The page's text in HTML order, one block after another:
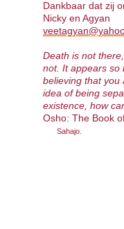
Dankbaar dat zij
Nicky en Agyan
Death is not
not. It appears so
believing that you
idea of being
existence, how
Osho: The Book
Sahajo.